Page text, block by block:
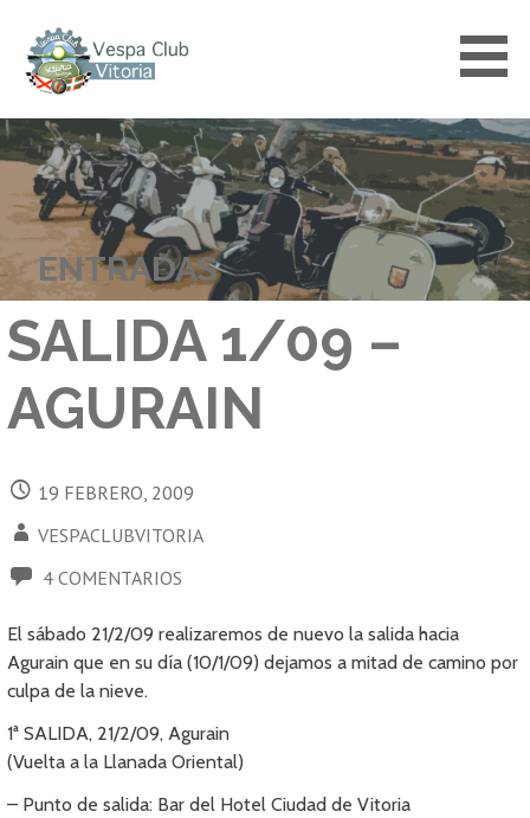
contenido
VESPACLUBVITORIA
ENTRADAS
SALIDA 1/09 –
AGURAIN
19 FEBRERO, 2009
VESPACLUBVITORIA
4 COMENTARIOS
El sábado 21/2/09 realizaremos de nuevo la salida hacia
Agurain que en su día (10/1/09) dejamos a mitad de camino por
culpa de la nieve.
1ª SALIDA, 21/2/09, Agurain
(Vuelta a la Llanada Oriental)
– Punto de salida: Bar del Hotel Ciudad de Vitoria